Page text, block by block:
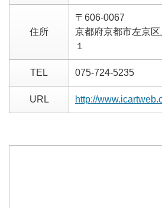
住所
〒606-0067
京都府京都市左京
１
TEL 075-724-5235
URL http://